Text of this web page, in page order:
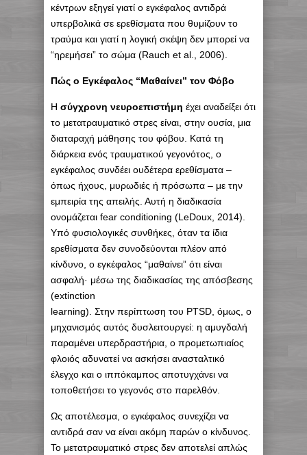
κέντρων εξηγεί γιατί ο εγκέφαλος αντιδρά
υπερβολικά σε ερεθίσματα που θυμίζουν το
τραύμα και γιατί η λογική σκέψη δεν μπορεί να
“ηρεμήσει” το σώμα (Rauch et al., 2006).
Πώς ο Εγκέφαλος “Μαθαίνει” τον Φόβο
Η σύγχρονη νευροεπιστήμη έχει αναδείξει ότι
το μετατραυματικό στρες είναι, στην ουσία, μια
διαταραχή μάθησης του φόβου. Κατά τη
διάρκεια ενός τραυματικού γεγονότος, ο
εγκέφαλος συνδέει ουδέτερα ερεθίσματα –
όπως ήχους, μυρωδιές ή πρόσωπα – με την
εμπειρία της απειλής. Αυτή η διαδικασία
ονομάζεται fear conditioning (LeDoux, 2014).
Υπό φυσιολογικές συνθήκες, όταν τα ίδια
ερεθίσματα δεν συνοδεύονται πλέον από
κίνδυνο, ο εγκέφαλος “μαθαίνει” ότι είναι
ασφαλή· μέσω της διαδικασίας της απόσβεσης
(extinction
learning). Στην περίπτωση του PTSD, όμως, ο
μηχανισμός αυτός δυσλειτουργεί: η αμυγδαλή
παραμένει υπερδραστήρια, ο προμετωπιαίος
φλοιός αδυνατεί να ασκήσει ανασταλτικό
έλεγχο και ο ιππόκαμπος αποτυγχάνει να
τοποθετήσει το γεγονός στο παρελθόν.
Ως αποτέλεσμα, ο εγκέφαλος συνεχίζει να
αντιδρά σαν να είναι ακόμη παρών ο κίνδυνος.
Το μετατραυματικό στρες δεν αποτελεί απλώς